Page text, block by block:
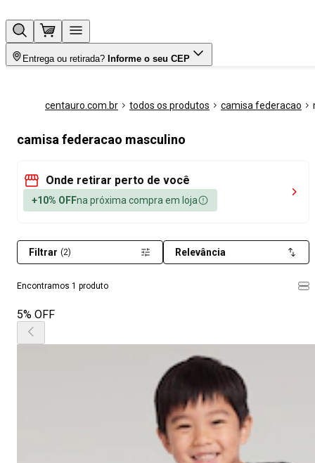
Entrega ou retirada? Informe o seu CEP
centauro.com.br todos os produtos camisa federacao
camisa federacao masculino
Onde retirar perto de você
+10% OFFna próxima compra em loja
Encontramos 1 produto
Filtrar (2) Relevância
5% OFF